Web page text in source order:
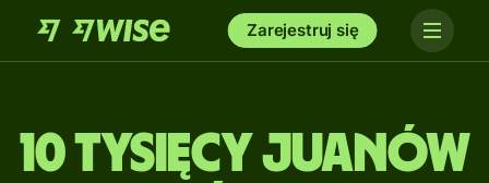
Zarejestruj się
10 tysięcy Juanów